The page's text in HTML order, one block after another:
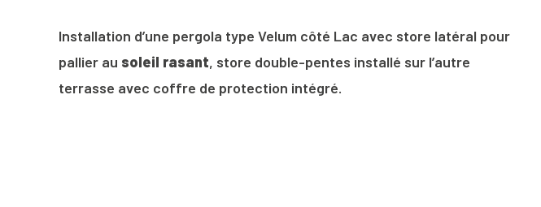
Installation d’une pergola type Velum côté Lac avec store latéral pour
pallier au soleil rasant, store double-pentes installé sur l’autre
terrasse avec coffre de protection intégré.